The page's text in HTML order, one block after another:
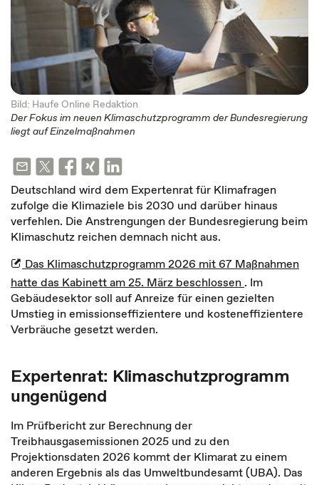
Bild: Haufe Online Redaktion
Der Fokus im neuen Klimaschutzprogramm der Bundesregierung
liegt auf Einzelmaßnahmen
Deutschland wird dem Expertenrat für Klimafragen
zufolge die Klimaziele bis 2030 und darüber hinaus
verfehlen. Die Anstrengungen der Bundesregierung beim
Klimaschutz reichen demnach nicht aus.
Das Klimaschutzprogramm 2026 mit 67 Maßnahmen
hatte das Kabinett am 25. März beschlossen . Im
Gebäudesektor soll auf Anreize für einen gezielten
Umstieg in emissionseffizientere und kosteneffizientere
Verbräuche gesetzt werden.
Expertenrat: Klimaschutzprogramm
ungenügend
Im Prüfbericht zur Berechnung der
Treibhausgasemissionen 2025 und zu den
Projektionsdaten 2026 kommt der Klimarat zu einem
anderen Ergebnis als das Umweltbundesamt (UBA). Das